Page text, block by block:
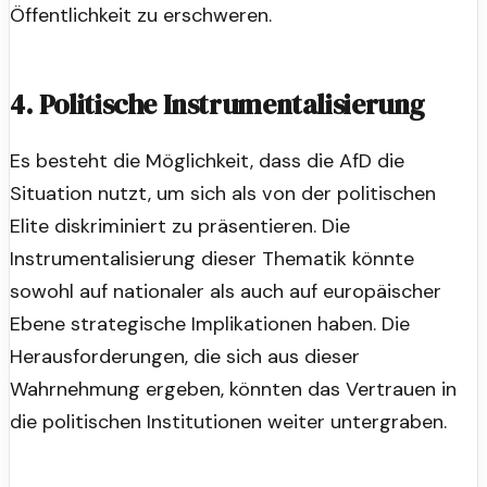
Öffentlichkeit zu erschweren.
4. Politische Instrumentalisierung
Es besteht die Möglichkeit, dass die AfD die
Situation nutzt, um sich als von der politischen
Elite diskriminiert zu präsentieren. Die
Instrumentalisierung dieser Thematik könnte
sowohl auf nationaler als auch auf europäischer
Ebene strategische Implikationen haben. Die
Herausforderungen, die sich aus dieser
Wahrnehmung ergeben, könnten das Vertrauen in
die politischen Institutionen weiter untergraben.